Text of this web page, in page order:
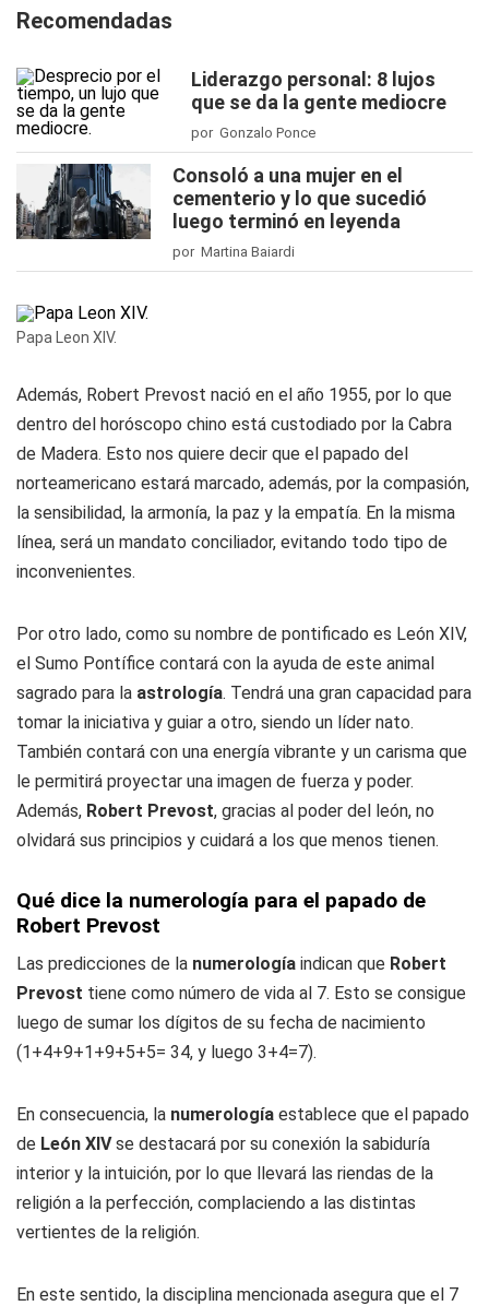
Recomendadas
Liderazgo personal: 8 lujos
que se da la gente mediocre
por Gonzalo Ponce
Consoló a una mujer en el
cementerio y lo que sucedió
luego terminó en leyenda
por Martina Baiardi
Papa Leon XIV.
Además, Robert Prevost nació en el año 1955, por lo que
dentro del horóscopo chino está custodiado por la Cabra
de Madera. Esto nos quiere decir que el papado del
norteamericano estará marcado, además, por la compasión,
la sensibilidad, la armonía, la paz y la empatía. En la misma
línea, será un mandato conciliador, evitando todo tipo de
inconvenientes.
Por otro lado, como su nombre de pontificado es León XIV,
el Sumo Pontífice contará con la ayuda de este animal
sagrado para la astrología. Tendrá una gran capacidad para
tomar la iniciativa y guiar a otro, siendo un líder nato.
También contará con una energía vibrante y un carisma que
le permitirá proyectar una imagen de fuerza y poder.
Además, Robert Prevost, gracias al poder del león, no
olvidará sus principios y cuidará a los que menos tienen.
Qué dice la numerología para el papado de
Robert Prevost
Las predicciones de la numerología indican que Robert
Prevost tiene como número de vida al 7. Esto se consigue
luego de sumar los dígitos de su fecha de nacimiento
(1+4+9+1+9+5+5= 34, y luego 3+4=7).
En consecuencia, la numerología establece que el papado
de León XIVse destacará por su conexión la sabiduría
interior y la intuición, por lo que llevará las riendas de la
religión a la perfección, complaciendo a las distintas
vertientes de la religión.
En este sentido, la disciplina mencionada asegura que el 7